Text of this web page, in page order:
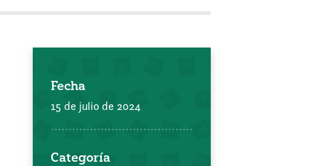
Fecha
15 de julio de 2024
Categoría